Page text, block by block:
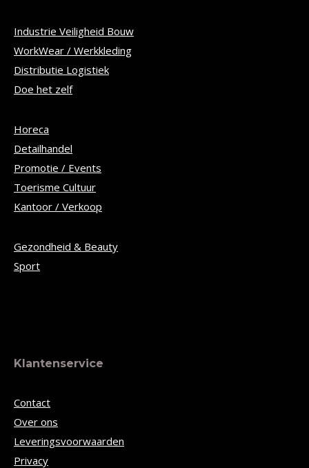
Industrie Veiligheid Bouw
WorkWear / Werkkleding
Distributie Logistiek
Doe het zelf
Horeca
Detailhandel
Promotie / Events
Toerisme Cultuur
Kantoor / Verkoop
Gezondheid & Beauty
Sport
Klantenservice
Contact
Over ons
Leveringsvoorwaarden
Privacy